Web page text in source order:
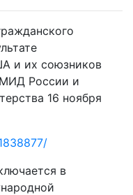
и их союзников
России и
16 ноября
в